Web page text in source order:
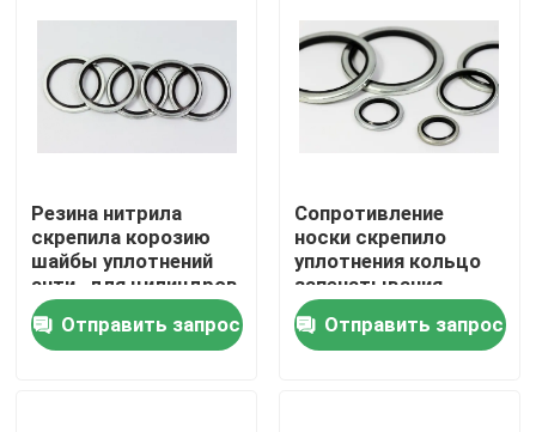
Продукция
Ролики
Резина нитрила
скрепила корозию
шайбы уплотнений
анти- для цилиндров
Отправить запрос
Сопротивление
носки скрепило
уплотнения кольцо
запечатывания
ISO9001 набивкой
гидравлического
масла одобрило
Отправить запрос